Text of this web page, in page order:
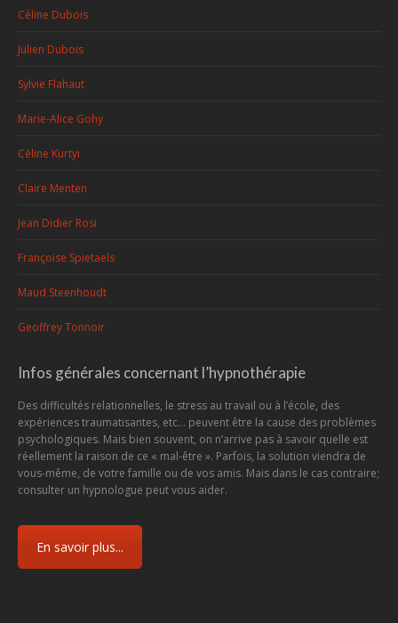
Céline Dubois
Julien Dubois
Sylvie Flahaut
Marie-Alice Gohy
Céline Kurtyi
Claire Menten
Jean Didier Rosi
Françoise Spietaels
Maud Steenhoudt
Geoffrey Tonnoir
Infos générales concernant l’hypnothérapie
Des difficultés relationnelles, le stress au travail ou à l’école, des
expériences traumatisantes, etc... peuvent être la cause des problèmes
psychologiques. Mais bien souvent, on n’arrive pas à savoir quelle est
réellement la raison de ce « mal-être ». Parfois, la solution viendra de
vous-même, de votre famille ou de vos amis. Mais dans le cas contraire;
consulter un hypnologue peut vous aider.
En savoir plus...